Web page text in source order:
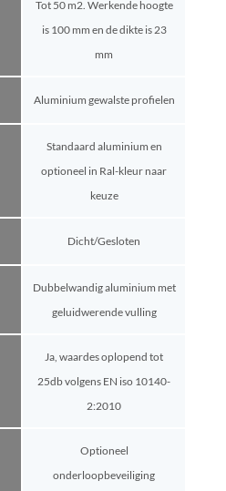
Tot 50 m2. Werkende hoogte
is 100 mm en de dikte is 23
mm
Aluminium gewalste profielen
Standaard aluminium en
optioneel in Ral-kleur naar
keuze
Dicht/Gesloten
Dubbelwandig aluminium met
geluidwerende vulling
Ja, waardes oplopend tot
25db volgens EN iso 10140-
2:2010
Optioneel
onderloopbeveiliging